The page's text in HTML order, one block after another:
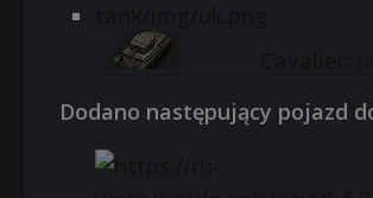
Dodano następujący pojazd